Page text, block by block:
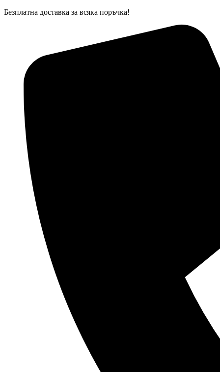
Skip
Безплатна доставка за всяка поръчка!